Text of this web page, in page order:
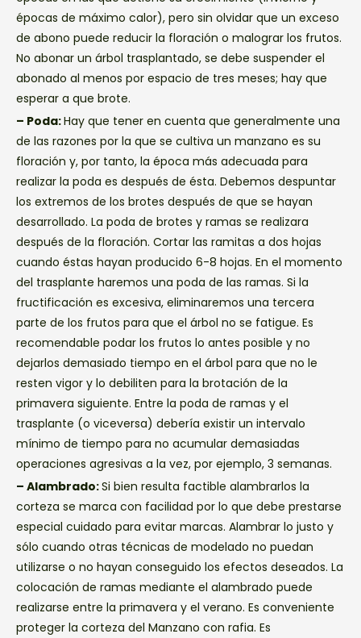
épocas de máximo calor), pero sin olvidar que un exceso
de abono puede reducir la floración o malograr los frutos.
No abonar un árbol trasplantado, se debe suspender el
abonado al menos por espacio de tres meses; hay que
esperar a que brote.
– Poda:Hay que tener en cuenta que generalmente una
de las razones por la que se cultiva un manzano es su
floración y, por tanto, la época más adecuada para
realizar la poda es después de ésta. Debemos despuntar
los extremos de los brotes después de que se hayan
desarrollado. La poda de brotes y ramas se realizara
después de la floración. Cortar las ramitas a dos hojas
cuando éstas hayan producido 6-8 hojas. En el momento
del trasplante haremos una poda de las ramas. Si la
fructificación es excesiva, eliminaremos una tercera
parte de los frutos para que el árbol no se fatigue. Es
recomendable podar los frutos lo antes posible y no
dejarlos demasiado tiempo en el árbol para que no le
resten vigor y lo debiliten para la brotación de la
primavera siguiente. Entre la poda de ramas y el
trasplante (o viceversa) debería existir un intervalo
mínimo de tiempo para no acumular demasiadas
operaciones agresivas a la vez, por ejemplo, 3 semanas.
– Alambrado:Si bien resulta factible alambrarlos la
corteza se marca con facilidad por lo que debe prestarse
especial cuidado para evitar marcas. Alambrar lo justo y
sólo cuando otras técnicas de modelado no puedan
utilizarse o no hayan conseguido los efectos deseados. La
colocación de ramas mediante el alambrado puede
realizarse entre la primavera y el verano. Es conveniente
proteger la corteza del Manzano con rafia. Es